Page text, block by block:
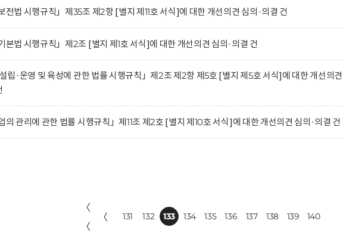
전법 시행규칙」제35조 제2항 [별지 제11호 서식]에 대한 개선의견 심의·의결 건
본법 시행규칙」제2조 [별지 제1호 서식]에 대한 개선의견 심의·의결 건
설립·운영 및 육성에 관한 법률 시행규칙」제2조 제2항 제5호 [별지 제5호 서식]에 대한 개선의견
의 관리에 관한 법률 시행규칙」제11조 제2호 [별지 제10호 서식]에 대한 개선의견 심의·의결 건
〈
〈
〈 131 132 133 134 135 136 137 138 139 140